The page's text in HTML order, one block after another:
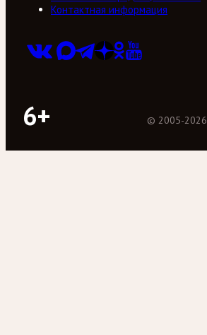
Контактная информация
6+ © 2005-2026